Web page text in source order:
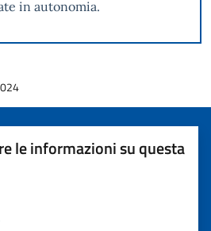
in autonomia.
le informazioni su questa